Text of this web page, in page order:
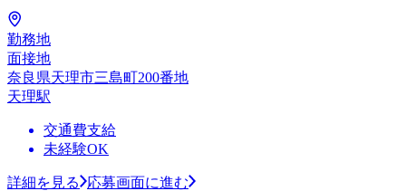
勤務地
面接地
奈良県天理市三島町200番地
天理駅
交通費支給
未経験OK
詳細を見る 応募画面に進む